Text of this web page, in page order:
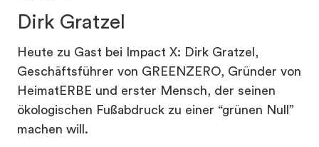
Dirk Gratzel
Heute zu Gast bei Impact X: Dirk Gratzel,
Geschäftsführer von GREENZERO, Gründer von
HeimatERBE und erster Mensch, der seinen
ökologischen Fußabdruck zu einer “grünen Null”
machen will.